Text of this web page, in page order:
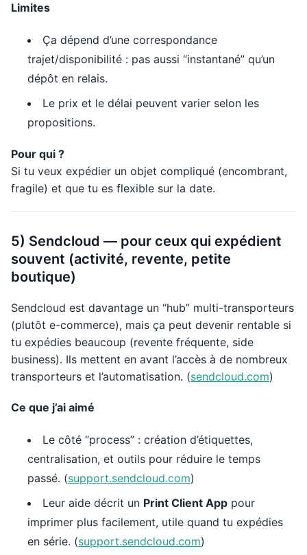
Limites
Ça dépend d’une correspondance
trajet/disponibilité : pas aussi “instantané” qu’un
dépôt en relais.
Le prix et le délai peuvent varier selon les
propositions.
Pour qui ?
Si tu veux expédier un objet compliqué (encombrant,
fragile) et que tu es flexible sur la date.
5) Sendcloud — pour ceux qui expédient
souvent (activité, revente, petite
boutique)
Sendcloud est davantage un “hub” multi-transporteurs
(plutôt e-commerce), mais ça peut devenir rentable si
tu expédies beaucoup (revente fréquente, side
business). Ils mettent en avant l’accès à de nombreux
transporteurs et l’automatisation. (sendcloud.com)
Ce que j’ai aimé
Le côté “process” : création d’étiquettes,
centralisation, et outils pour réduire le temps
passé. (support.sendcloud.com)
Leur aide décrit un Print Client App pour
imprimer plus facilement, utile quand tu expédies
en série. (support.sendcloud.com)